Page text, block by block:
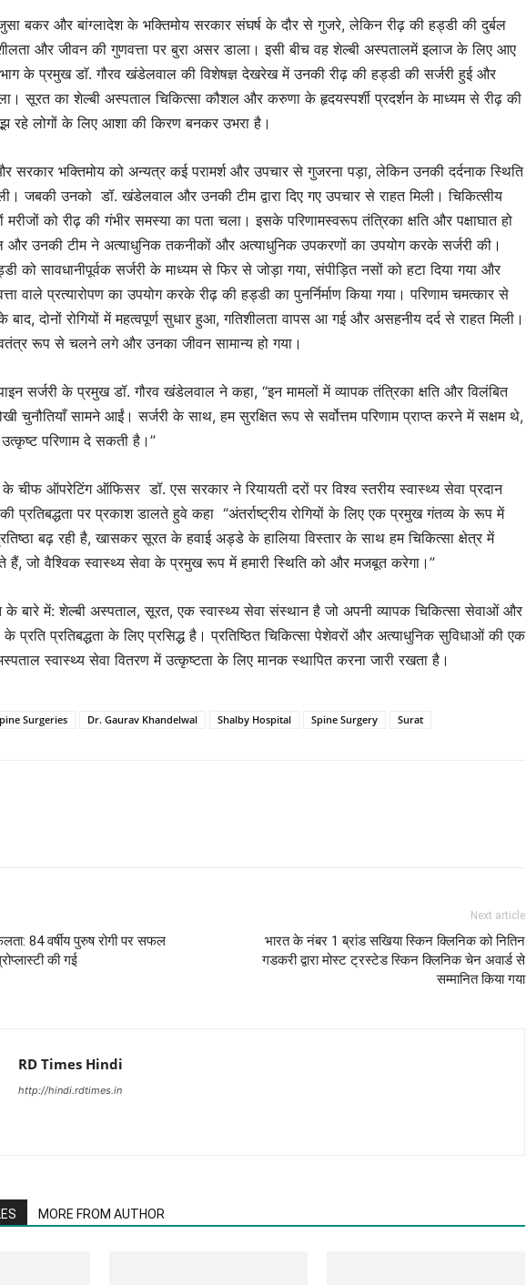
बकर और बांग्लादेश के भक्तिमोय सरकार संघर्ष के दौर से गुजरे, लेकिन रीढ़ की हड्डी की दुर्बल
और जीवन की गुणवत्ता पर बुरा असर डाला। इसी बीच वह शेल्बी अस्पतालमें इलाज के लिए आए
के प्रमुख डाॅ. गौरव खंडेलवाल की विशेषज्ञ देखरेख में उनकी रीढ़ की हड्डी की सर्जरी हुई और
सूरत का शेल्बी अस्पताल चिकित्सा कौशल और करुणा के हृदयस्पर्शी प्रदर्शन के माध्यम से रीढ़ की
रहे लोगों के लिए आशा की किरण बनकर उभरा है।
सरकार भक्तिमोय को अन्यत्र कई परामर्श और उपचार से गुजरना पड़ा, लेकिन उनकी दर्दनाक स्थिति
जबकी उनको डॉ. खंडेलवाल और उनकी टीम द्वारा दिए गए उपचार से राहत मिली। चिकित्सीय
मरीजों को रीढ़ की गंभीर समस्या का पता चला। इसके परिणामस्वरूप तंत्रिका क्षति और पक्षाघात हो
उनकी टीम ने अत्याधुनिक तकनीकों और अत्याधुनिक उपकरणों का उपयोग करके सर्जरी की।
को सावधानीपूर्वक सर्जरी के माध्यम से फिर से जोड़ा गया, संपीड़ित नसों को हटा दिया गया और
वाले प्रत्यारोपण का उपयोग करके रीढ़ की हड्डी का पुनर्निर्माण किया गया। परिणाम चमत्कार से
दोनों रोगियों में महत्वपूर्ण सुधार हुआ, गतिशीलता वापस आ गई और असहनीय दर्द से राहत मिली।
रूप से चलने लगे और उनका जीवन सामान्य हो गया।
सर्जरी के प्रमुख डॉ. गौरव खंडेलवाल ने कहा, “इन मामलों में व्यापक तंत्रिका क्षति और विलंबित
चुनौतियाँ सामने आईं। सर्जरी के साथ, हम सुरक्षित रूप से सर्वोत्तम परिणाम प्राप्त करने में सक्षम थे,
उत्कृष्ट परिणाम दे सकती है।”
चीफ ऑपरेटिंग ऑफिसर डॉ. एस सरकार ने रियायती दरों पर विश्व स्तरीय स्वास्थ्य सेवा प्रदान
प्रतिबद्धता पर प्रकाश डालते हुवे कहा “अंतर्राष्ट्रीय रोगियों के लिए एक प्रमुख गंतव्य के रूप में
बढ़ रही है, खासकर सूरत के हवाई अड्डे के हालिया विस्तार के साथ हम चिकित्सा क्षेत्र में
हैं, जो वैश्विक स्वास्थ्य सेवा के प्रमुख रूप में हमारी स्थिति को और मजबूत करेगा।”
बारे में: शेल्बी अस्पताल, सूरत, एक स्वास्थ्य सेवा संस्थान है जो अपनी व्यापक चिकित्सा सेवाओं और
प्रति प्रतिबद्धता के लिए प्रसिद्ध है। प्रतिष्ठित चिकित्सा पेशेवरों और अत्याधुनिक सुविधाओं की एक
स्वास्थ्य सेवा वितरण में उत्कृष्टता के लिए मानक स्थापित करना जारी रखता है।
Surgeries Dr. Gaurav Khandelwal Shalby Hospital Spine Surgery Surat
84 वर्षीय पुरुष रोगी पर सफल
की गई
Next article
भारत के नंबर 1 ब्रांड सखिया स्किन क्लिनिक को नितिन
गडकरी द्वारा मोस्ट ट्रस्टेड स्किन क्लिनिक चेन अवार्ड से
सम्मानित किया गया
RD Times Hindi
http://hindi.rdtimes.in
MORE FROM AUTHOR